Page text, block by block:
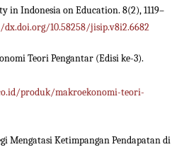
in Indonesia on Education. 8(2), 1119–
10.58258/jisip.v8i2.6682
Teori Pengantar (Edisi ke-3).
produk/makroekonomi-teori-
Mengatasi Ketimpangan Pendapatan di